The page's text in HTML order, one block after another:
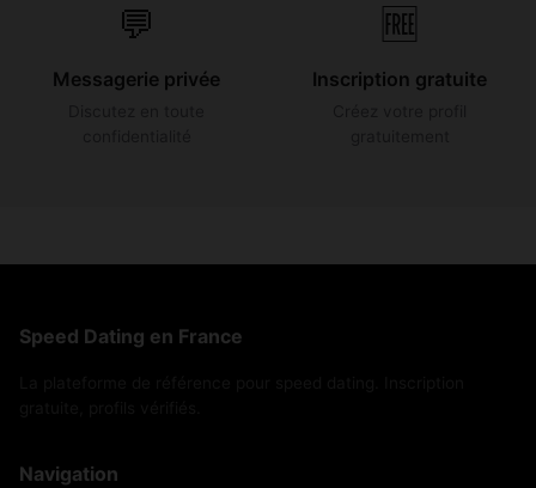
💬
Messagerie privée
🆓
Inscription gratuite
Speed Dating en France
Navigation